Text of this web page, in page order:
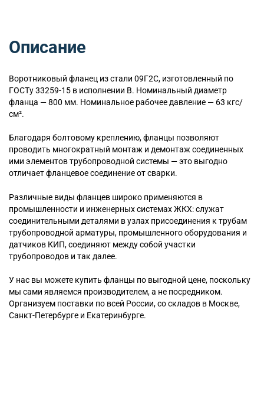
Описание
Воротниковый фланец из стали 09Г2С, изготовленный по
ГОСТу 33259-15 в исполнении B. Номинальный диаметр
фланца — 800 мм. Номинальное рабочее давление — 63 кгс/
см².
Благодаря болтовому креплению, фланцы позволяют
проводить многократный монтаж и демонтаж соединенных
ими элементов трубопроводной системы — это выгодно
отличает фланцевое соединение от сварки.
Различные виды фланцев широко применяются в
промышленности и инженерных системах ЖКХ: служат
соединительными деталями в узлах присоединения к трубам
трубопроводной арматуры, промышленного оборудования и
датчиков КИП, соединяют между собой участки
трубопроводов и так далее.
У нас вы можете купить фланцы по выгодной цене, поскольку
мы сами являемся производителем, а не посредником.
Организуем поставки по всей России, со складов в Москве,
Санкт-Петербурге и Екатеринбурге.